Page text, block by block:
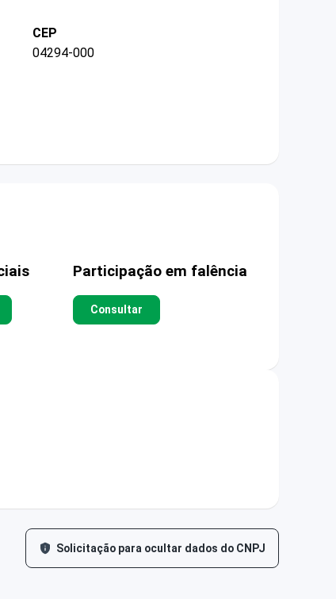
CEP
04294-000
Participação em falência
Consultar
Solicitação para ocultar dados do CNPJ